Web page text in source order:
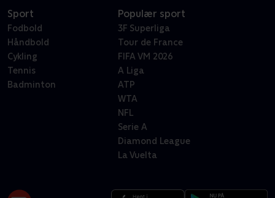
Sport
Fodbold
Håndbold
Cykling
Tennis
Badminton
Populær sport
3F Superliga
Tour de France
FIFA VM 2026
A Liga
ATP
WTA
NFL
Serie A
Diamond League
La Vuelta